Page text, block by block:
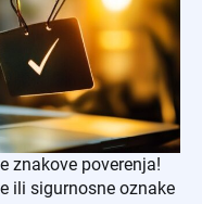
znakove poverenja!
ili sigurnosne oznake